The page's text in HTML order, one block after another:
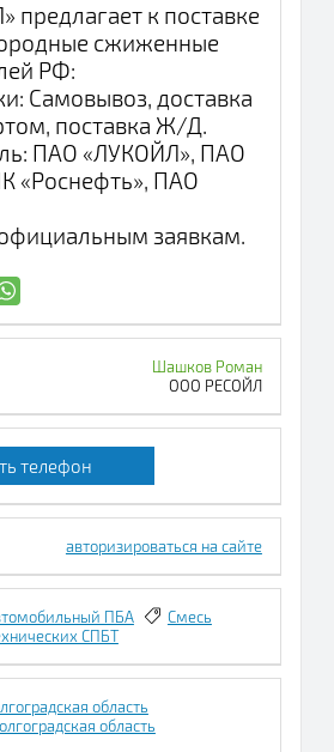
предлагает к поставке
сжиженные
РФ:
Самовывоз, доставка
поставка Ж/Д.
ПАО «ЛУКОЙЛ», ПАО
«Роснефть», ПАО
заявкам.
Шашков Роман
ООО РЕСОЙЛ
телефон
авторизироваться на сайте
ПБА
Смесь
СПБТ
область
область